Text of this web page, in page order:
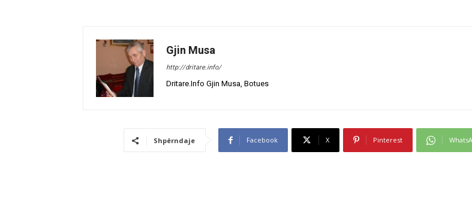
Gjin Musa
http://dritare.info/
Dritare.Info Gjin Musa, Botues
Shpërndaje Facebook X Pinterest